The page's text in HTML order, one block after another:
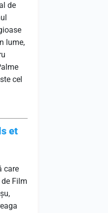
de
lume,
cel
et
care
Film